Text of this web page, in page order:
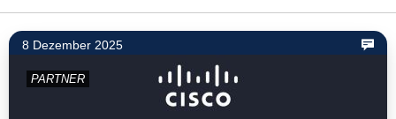
8 Dezember 2025
PARTNER